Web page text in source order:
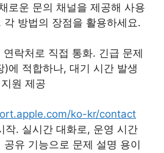
로운 문의 채널을 제공해 사용
각 방법의 장점을 활용하세요.
연락처로 직접 통화. 긴급 문제
)에 적합하나, 대기 시간 발생
원 제공
ko-kr/contact
작. 실시간 대화로, 운영 시간
공유 기능으로 문제 설명 용이